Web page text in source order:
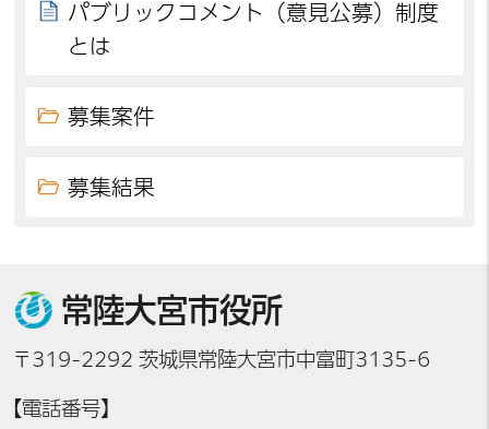
パブリックコメント（意見公募）制度
とは
募集案件
募集結果
常陸大宮市役所
〒319-2292 茨城県常陸大宮市中富町3135-6
【電話番号】